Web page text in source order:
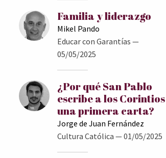
Familia y liderazgo
Mikel Pando
Educar con Garantías —
05/05/2025
¿Por qué San Pablo
escribe a los Corintios
una primera carta?
Jorge de Juan Fernández
Cultura Católica — 01/05/2025